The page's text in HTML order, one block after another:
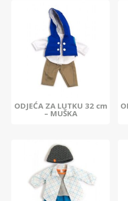
ODJEĆA ZA LUTKU 32 cm
– MUŠKA